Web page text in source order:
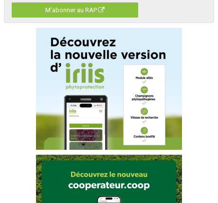
M'abonner au RAP